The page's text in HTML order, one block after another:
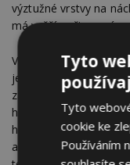
výztužné vrstvy na
má vyšší pořizovací
Vypočtené ceny jsou
jednotlivých
zateplovacího
hmotu na kontaktní
hmotu pro stěrkování
a dřevěný rošt pro
Tyto
Tyto
cookie ke
Používáním